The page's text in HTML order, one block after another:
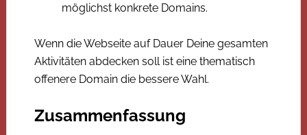
möglichst konkrete Domains.
Wenn die Webseite auf Dauer Deine gesamten
Aktivitäten abdecken soll ist eine thematisch
offenere Domain die bessere Wahl.
Zusammenfassung